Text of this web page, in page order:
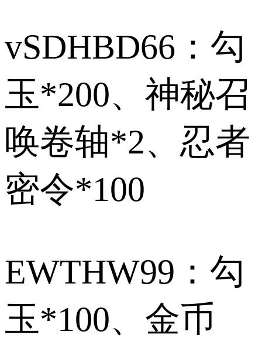
vSDHBD66：勾
玉*200、神秘召
唤卷轴*2、忍者
密令*100
EWTHW99：勾
玉*100、金币